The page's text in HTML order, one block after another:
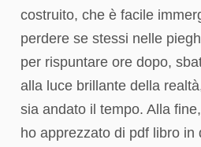
costruito, che è facile
perdere se stessi nelle
per rispuntare ore dopo,
alla luce brillante della
sia andato il tempo. Alla
ho apprezzato di pdf libro in